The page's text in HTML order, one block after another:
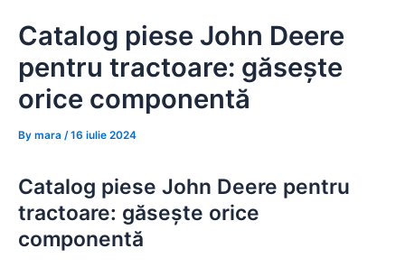
Catalog piese John Deere
pentru tractoare: găsește
orice componentă
By mara /16 iulie 2024
Catalog piese John Deere pentru
tractoare: găsește orice
componentă